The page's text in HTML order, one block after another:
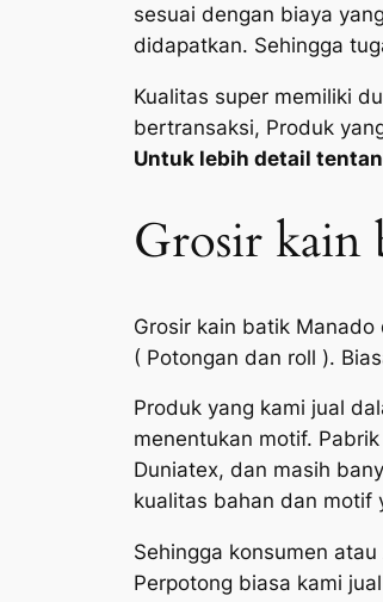
sesuai dengan biaya
didapatkan. Sehingga
Kualitas super memiliki
bertransaksi, Produk
Untuk lebih detail
Grosir kain
Grosir kain batik
( Potongan dan roll ).
Produk yang kami jual
menentukan motif.
Duniatex, dan masih
kualitas bahan dan motif
Sehingga konsumen
Perpotong biasa kami